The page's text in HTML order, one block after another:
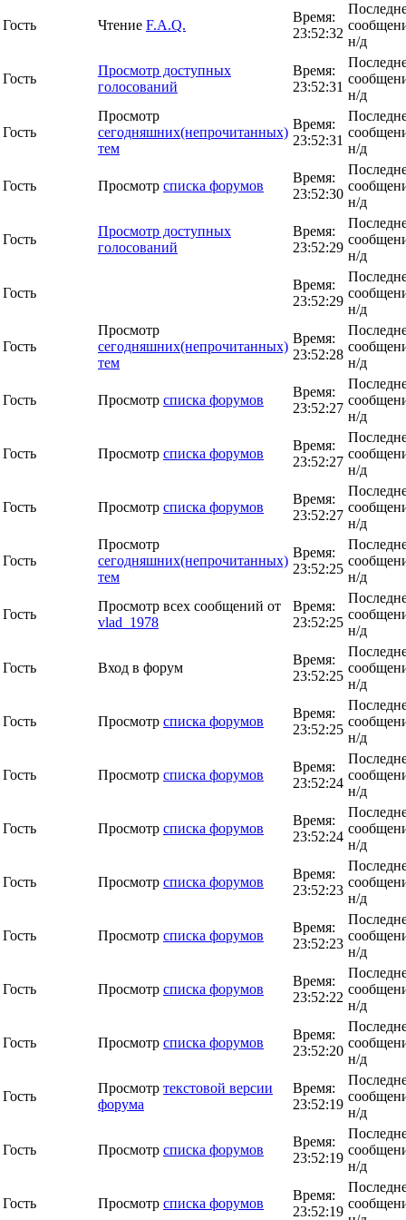
Гость Чтение F.A.Q.
Время:
23:52:32
н/д
Гость
Просмотр доступных
голосований
Время:
23:52:31
н/д
Гость
Просмотр
сегодняшних(непрочитанных)
тем
Время:
23:52:31
н/д
Гость Просмотр списка форумов
Время:
23:52:30
н/д
Гость
Просмотр доступных
голосований
Время:
23:52:29
н/д
Гость
Время:
23:52:29
н/д
Гость
Просмотр
сегодняшних(непрочитанных)
тем
Время:
23:52:28
н/д
Гость Просмотр списка форумов
Время:
23:52:27
н/д
Гость Просмотр списка форумов
Время:
23:52:27
н/д
Гость Просмотр списка форумов
Время:
23:52:27
н/д
Гость
Просмотр
сегодняшних(непрочитанных)
тем
Время:
23:52:25
н/д
Гость
Просмотр всех сообщений от
vlad_1978
Время:
23:52:25
н/д
Гость Вход в форум
Время:
23:52:25
н/д
Гость Просмотр списка форумов
Время:
23:52:25
н/д
Гость Просмотр списка форумов
Время:
23:52:24
н/д
Гость Просмотр списка форумов
Время:
23:52:24
н/д
Гость Просмотр списка форумов
Время:
23:52:23
н/д
Гость Просмотр списка форумов
Время:
23:52:23
н/д
Гость Просмотр списка форумов
Время:
23:52:22
н/д
Гость Просмотр списка форумов
Время:
23:52:20
н/д
Гость
Просмотр текстовой версии
форума
Время:
23:52:19
н/д
Гость Просмотр списка форумов
Время:
23:52:19
н/д
Гость Просмотр списка форумов
Время:
23:52:19